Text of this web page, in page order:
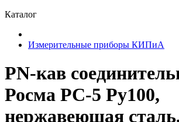
Каталог
Измерительные приборы КИПиА
PN-кав
Росма РС-5 Py100,
нержавеющая